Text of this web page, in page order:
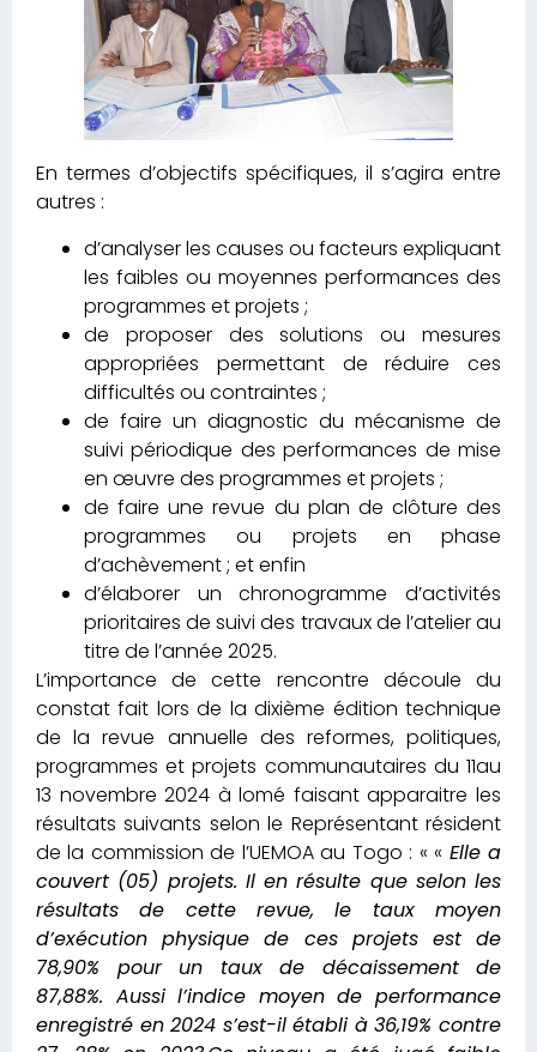
En termes d’objectifs spécifiques, il s’agira entre
autres :
d’analyser les causes ou facteurs expliquant
les faibles ou moyennes performances des
programmes et projets ;
de proposer des solutions ou mesures
appropriées permettant de réduire ces
difficultés ou contraintes ;
de faire un diagnostic du mécanisme de
suivi périodique des performances de mise
en œuvre des programmes et projets ;
de faire une revue du plan de clôture des
programmes ou projets en phase
d’achèvement ; et enfin
d’élaborer un chronogramme d’activités
prioritaires de suivi des travaux de l’atelier au
titre de l’année 2025.
L’importance de cette rencontre découle du
constat fait lors de la dixième édition technique
de la revue annuelle des reformes, politiques,
programmes et projets communautaires du 11au
13 novembre 2024 à lomé faisant apparaitre les
résultats suivants selon le Représentant résident
de la commission de l’UEMOA au Togo : « « Elle a
couvert (05) projets. Il en résulte que selon les
résultats de cette revue, le taux moyen
d’exécution physique de ces projets est de
78,90% pour un taux de décaissement de
87,88%. Aussi l’indice moyen de performance
enregistré en 2024 s’est-il établi à 36,19% contre